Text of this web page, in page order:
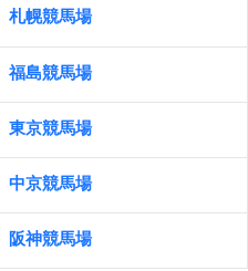
札幌競馬場
福島競馬場
東京競馬場
中京競馬場
阪神競馬場